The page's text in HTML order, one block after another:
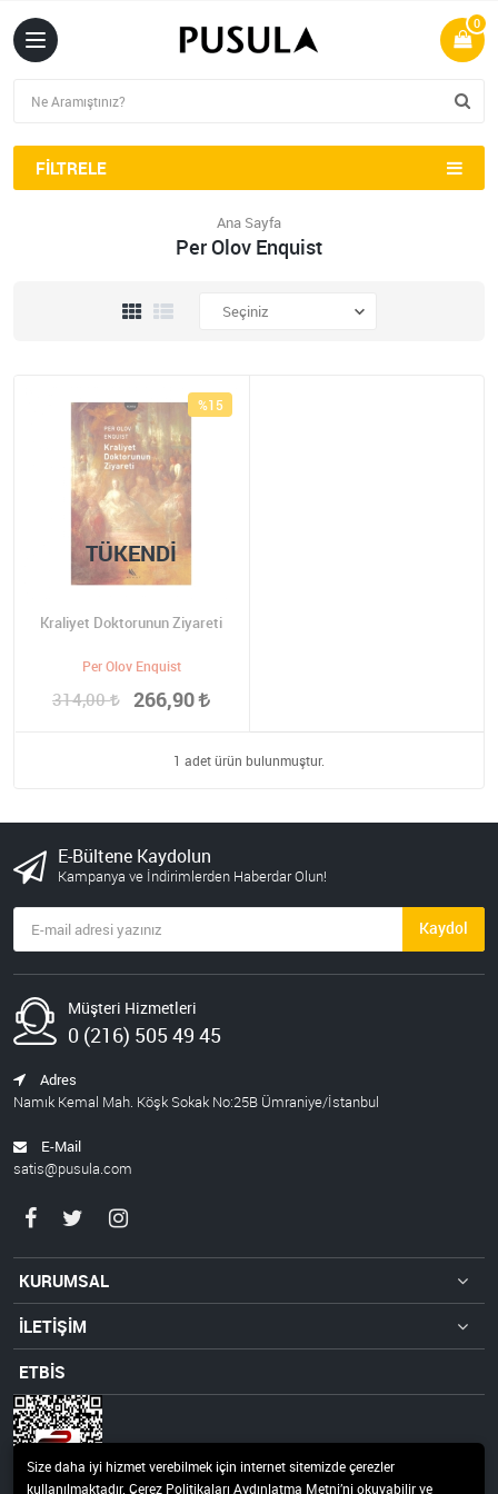
0
FILTRELE
Ana Sayfa
Per Olov Enquist
Kraliyet Doktorunun Ziyareti
Per Olov Enquist
314,00 266,90
%15
TÜKENDI
1 adet ürün bulunmuştur.
E-Bültene Kaydolun
Kampanya ve İndirimlerden Haberdar Olun!
Kaydol
Müşteri Hizmetleri
0 (216) 505 49 45
Adres
Namık Kemal Mah. Köşk Sokak No:25B Ümraniye/İstanbul
E-Mail
satis@pusula.com
KURUMSAL
İLETİŞİM
ETBİS
Size daha iyi hizmet verebilmek için internet sitemizde çerezler
kullanılmaktadır. Çerez Politikaları Aydınlatma Metni’ni okuyabilir ve